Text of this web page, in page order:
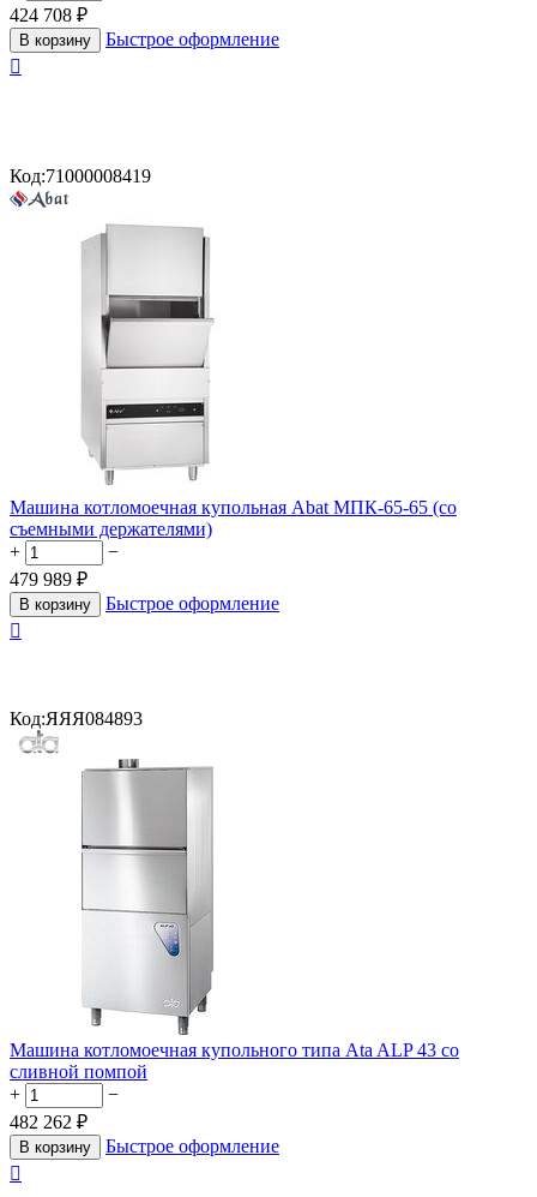
424 708 ₽
В корзину
Быстрое оформление

Код:71000008419
Машина котломоечная купольная Abat МПК-65-65 (со
съемными держателями)
+
−
479 989 ₽
В корзину
Быстрое оформление

Код:ЯЯЯ084893
Машина котломоечная купольного типа Ata ALP 43 со
сливной помпой
+
−
482 262 ₽
В корзину
Быстрое оформление
